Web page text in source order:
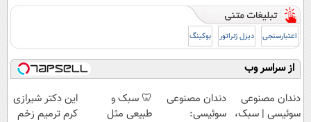
اعتبارسنجی دیزل ژنراتور بوکینگ
از سراسر وب
دندان مصنوعی
سوئیسی | سبک،
دندان مصنوعی
سوئیسی:
🦷 سبک و
طبیعی مثل
این دکتر شیرازی
کرم ترمیم زخم